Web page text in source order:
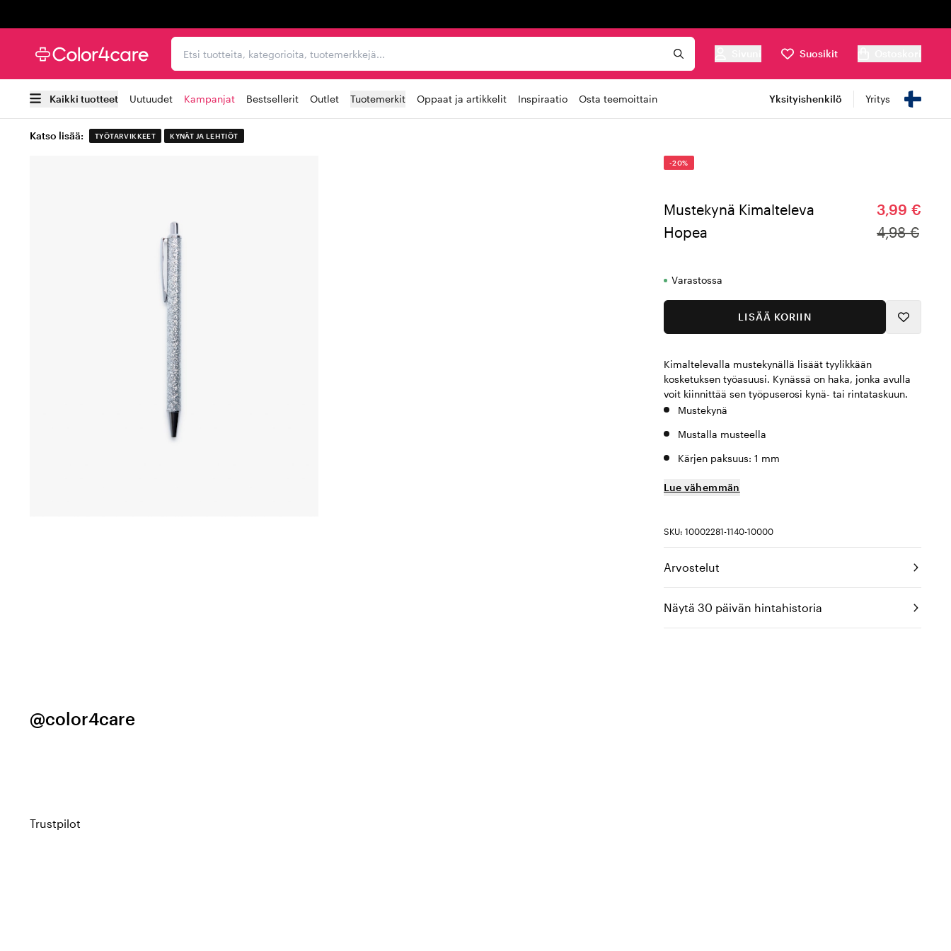
Etsi tuotteita, kategorioita, tuotemerkkejä...
Suosikit
Kaikki tuotteet Uutuudet Kampanjat Bestsellerit Outlet Tuotemerkit Oppaat ja artikkelit Inspiraatio Osta teemoittain Yksityishenkilö Yritys
Katso lisää: TYÖTARVIKKEET KYNÄT JA LEHTIÖT
-20%
Mustekynä Kimalteleva
Hopea
3,99 €
4,98 €
Varastossa
LISÄÄ KORIIN
Kimaltelevalla mustekynällä lisäät tyylikkään
kosketuksen työasuusi. Kynässä on haka, jonka avulla
voit kiinnittää sen työpuserosi kynä- tai rintataskuun.
Mustekynä
Mustalla musteella
Kärjen paksuus: 1 mm
Lue vähemmän
SKU: 10002281-1140-10000
Arvostelut
Näytä 30 päivän hintahistoria
@color4care
Trustpilot